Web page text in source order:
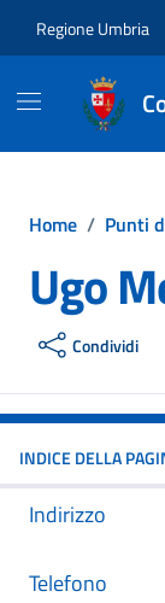
Regione Umbria
Home / Punti
Ugo
Condividi
INDICE DELLA
Indirizzo
Telefono